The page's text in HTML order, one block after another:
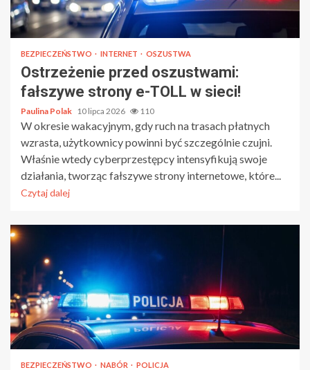
BEZPIECZEŃSTWO INTERNET OSZUSTWA
Ostrzeżenie przed oszustwami:
fałszywe strony e-TOLL w sieci!
Paulina Polak 10 lipca 2026 110
W okresie wakacyjnym, gdy ruch na trasach płatnych
wzrasta, użytkownicy powinni być szczególnie czujni.
Właśnie wtedy cyberprzestępcy intensyfikują swoje
działania, tworząc fałszywe strony internetowe, które...
Czytaj dalej
BEZPIECZEŃSTWO NABÓR POLICJA